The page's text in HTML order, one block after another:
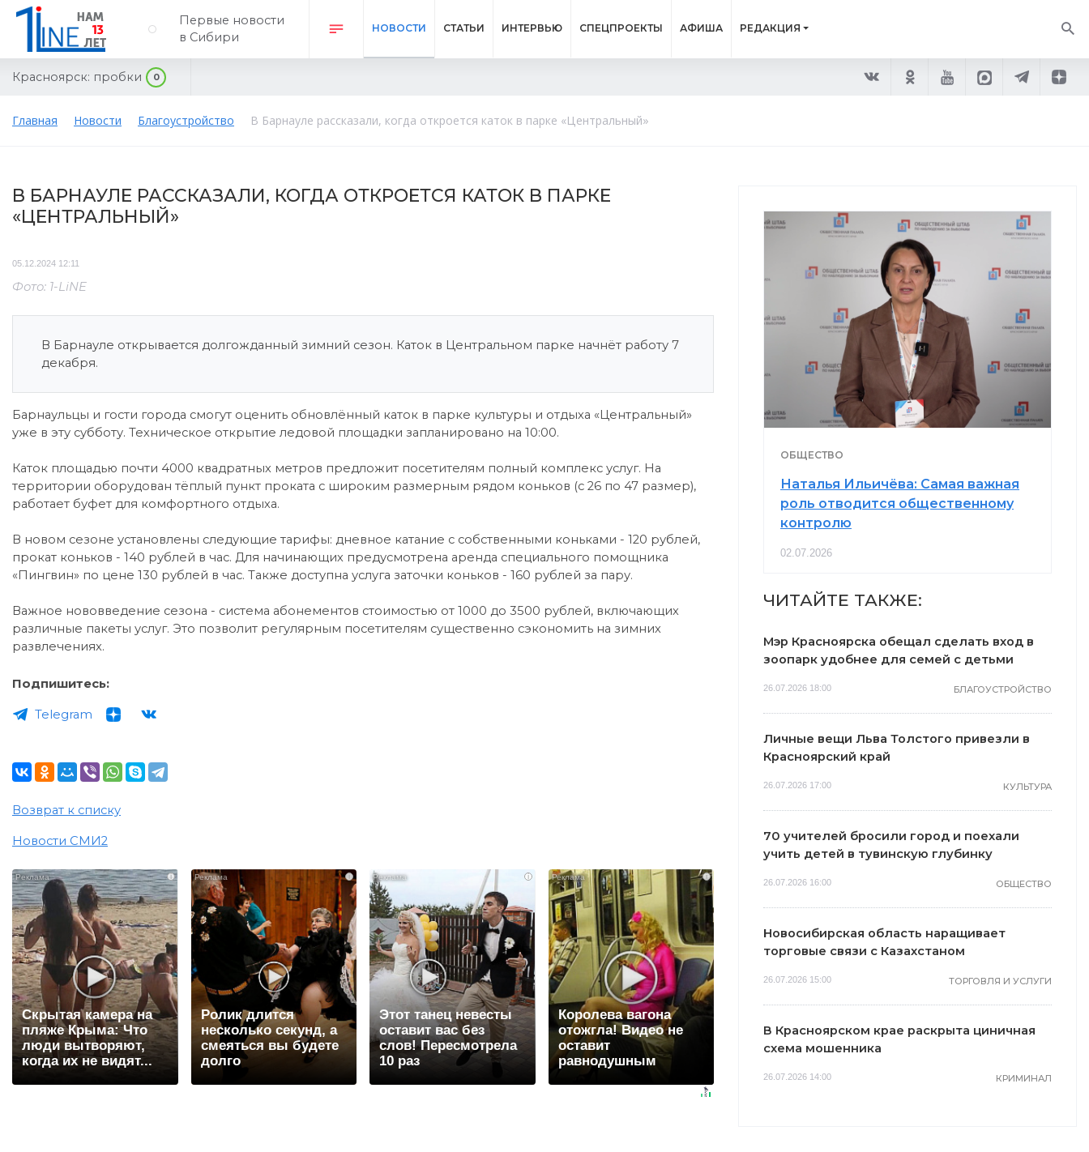
Первые новости
в Сибири
НОВОСТИ СТАТЬИ ИНТЕРВЬЮ СПЕЦПРОЕКТЫ АФИША РЕДАКЦИЯ
Красноярск: пробки 0
Главная Новости Благоустройство В Барнауле рассказали, когда откроется каток в парке «Центральный»
В БАРНАУЛЕ РАССКАЗАЛИ, КОГДА ОТКРОЕТСЯ КАТОК В ПАРКЕ
«ЦЕНТРАЛЬНЫЙ»
05.12.2024 12:11
Фото: 1-LiNE
В Барнауле открывается долгожданный зимний сезон. Каток в Центральном парке начнёт работу 7
декабря.
Барнаульцы и гости города смогут оценить обновлённый каток в парке культуры и отдыха «Центральный»
уже в эту субботу. Техническое открытие ледовой площадки запланировано на 10:00.
Каток площадью почти 4000 квадратных метров предложит посетителям полный комплекс услуг. На
территории оборудован тёплый пункт проката с широким размерным рядом коньков (с 26 по 47 размер),
работает буфет для комфортного отдыха.
В новом сезоне установлены следующие тарифы: дневное катание с собственными коньками - 120 рублей,
прокат коньков - 140 рублей в час. Для начинающих предусмотрена аренда специального помощника
«Пингвин» по цене 130 рублей в час. Также доступна услуга заточки коньков - 160 рублей за пару.
Важное нововведение сезона - система абонементов стоимостью от 1000 до 3500 рублей, включающих
различные пакеты услуг. Это позволит регулярным посетителям существенно сэкономить на зимних
развлечениях.
Подпишитесь:
Telegram
Возврат к списку
Новости СМИ2
i
Скрытая камера на
пляже Крыма: Что
люди вытворяют,
когда их не видят...
i
Ролик длится
несколько секунд, а
смеяться вы будете
долго
i
Этот танец невесты
оставит вас без
слов! Пересмотрела
10 раз
i
Королева вагона
отожгла! Видео не
оставит
равнодушным
ОБЩЕСТВО
Наталья Ильичёва: Самая важная
роль отводится общественному
контролю
02.07.2026
ЧИТАЙТЕ ТАКЖЕ:
Мэр Красноярска обещал сделать вход в
зоопарк удобнее для семей с детьми
26.07.2026 18:00 БЛАГОУСТРОЙСТВО
Личные вещи Льва Толстого привезли в
Красноярский край
26.07.2026 17:00 КУЛЬТУРА
70 учителей бросили город и поехали
учить детей в тувинскую глубинку
26.07.2026 16:00 ОБЩЕСТВО
Новосибирская область наращивает
торговые связи с Казахстаном
26.07.2026 15:00 ТОРГОВЛЯ И УСЛУГИ
В Красноярском крае раскрыта циничная
схема мошенника
26.07.2026 14:00 КРИМИНАЛ